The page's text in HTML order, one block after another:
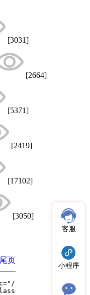
[3031]
[2664]
[5371]
[2419]
[17102]
[3050]
客服
小程序
尾页